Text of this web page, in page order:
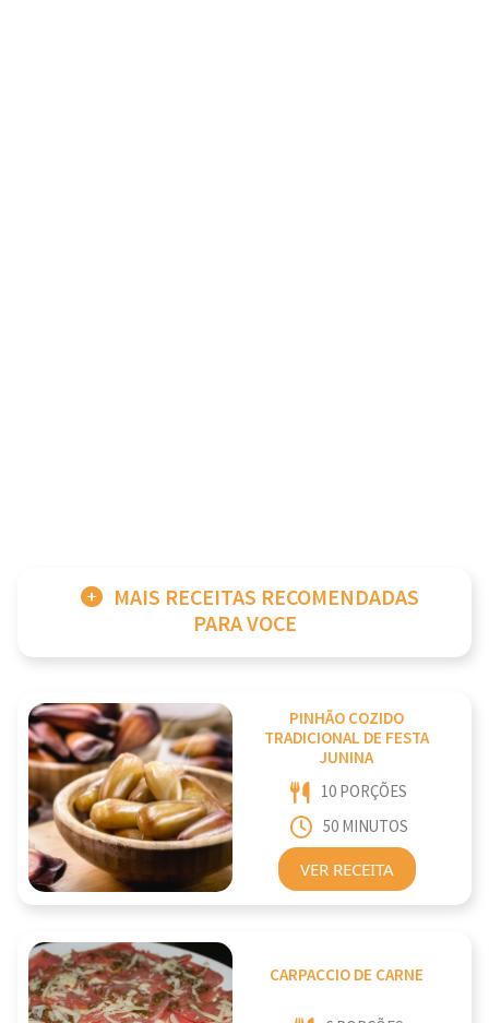
MAIS RECEITAS RECOMENDADAS
PARA VOCE
PINHÃO COZIDO
TRADICIONAL DE FESTA
JUNINA
10 PORÇÕES
50 MINUTOS
VER RECEITA
CARPACCIO DE CARNE